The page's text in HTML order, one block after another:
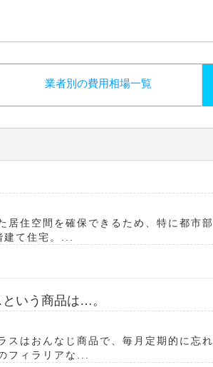
業者別の費用相場一覧
住空間を確保できるため、特に都市部
て住宅。...
いう商品は…。
スはおんなじ商品で、毎月定期的に忘れ
フィラリアな...